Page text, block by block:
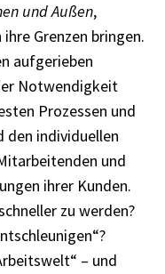
und Außen,
Gren­zen brin­gen.
aufge­rie­ben
Notwen­dig­keit
Prozes­sen und
den indi­vi­du­el­len
und
ihrer Kunden.
zu werden?
– und